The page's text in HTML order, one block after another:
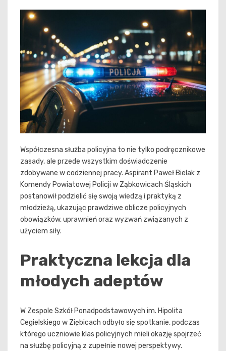
Współczesna służba policyjna to nie tylko podręcznikowe
zasady, ale przede wszystkim doświadczenie
zdobywane w codziennej pracy. Aspirant Paweł Bielak z
Komendy Powiatowej Policji w Ząbkowicach Śląskich
postanowił podzielić się swoją wiedzą i praktyką z
młodzieżą, ukazując prawdziwe oblicze policyjnych
obowiązków, uprawnień oraz wyzwań związanych z
użyciem siły.
Praktyczna lekcja dla
młodych adeptów
W Zespole Szkół Ponadpodstawowych im. Hipolita
Cegielskiego w Ziębicach odbyło się spotkanie, podczas
którego uczniowie klas policyjnych mieli okazję spojrzeć
na służbę policyjną z zupełnie nowej perspektywy.